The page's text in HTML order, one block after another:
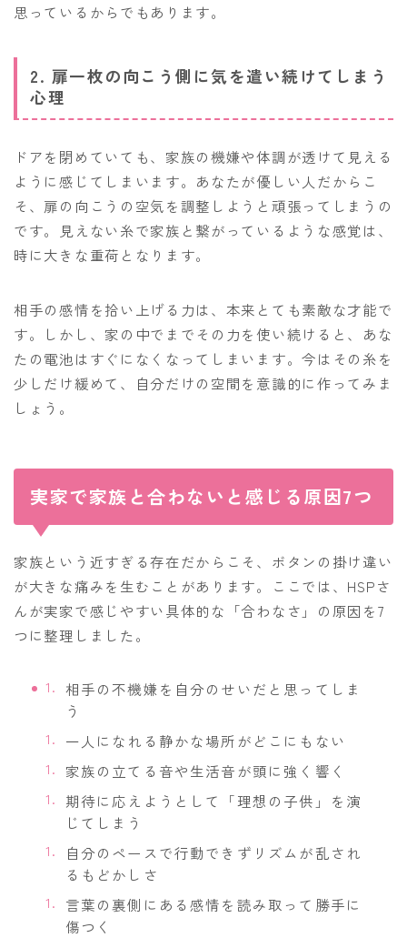
思っているからでもあります。
2. 扉一枚の向こう側に気を遣い続けてしまう
心理
ドアを閉めていても、家族の機嫌や体調が透けて見える
ように感じてしまいます。あなたが優しい人だからこ
そ、扉の向こうの空気を調整しようと頑張ってしまうの
です。見えない糸で家族と繋がっているような感覚は、
時に大きな重荷となります。
相手の感情を拾い上げる力は、本来とても素敵な才能で
す。しかし、家の中でまでその力を使い続けると、あな
たの電池はすぐになくなってしまいます。今はその糸を
少しだけ緩めて、自分だけの空間を意識的に作ってみま
しょう。
実家で家族と合わないと感じる原因7つ
家族という近すぎる存在だからこそ、ボタンの掛け違い
が大きな痛みを生むことがあります。ここでは、HSPさ
んが実家で感じやすい具体的な「合わなさ」の原因を7
つに整理しました。
相手の不機嫌を自分のせいだと思ってしま
う
一人になれる静かな場所がどこにもない
家族の立てる音や生活音が頭に強く響く
期待に応えようとして「理想の子供」を演
じてしまう
自分のペースで行動できずリズムが乱され
るもどかしさ
言葉の裏側にある感情を読み取って勝手に
傷つく